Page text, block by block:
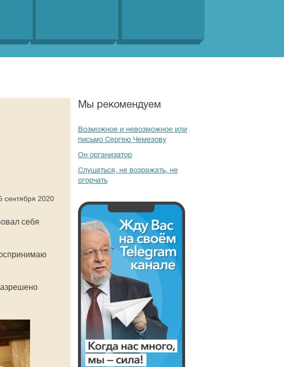
сентября 2020
себя
Мы рекомендуем
Возможное и невозможное или
письмо Сергею Чемезову
Он организатор
Слушаться, не возражать, не
огорчать